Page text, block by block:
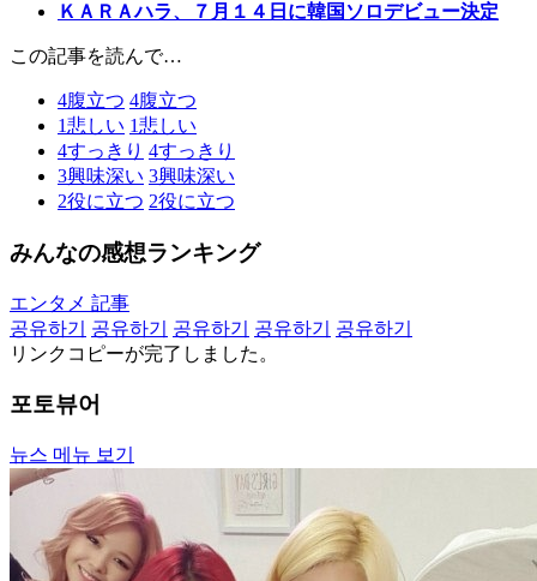
ＫＡＲＡハラ、７月１４日に韓国ソロデビュー決定
この記事を読んで…
4腹立つ 4腹立つ
1悲しい 1悲しい
4すっきり 4すっきり
3興味深い 3興味深い
2役に立つ 2役に立つ
みんなの感想ランキング
エンタメ 記事
공유하기
공유하기 공유하기 공유하기
공유하기
リンクコピーが完了しました。
포토뷰어
뉴스 메뉴 보기